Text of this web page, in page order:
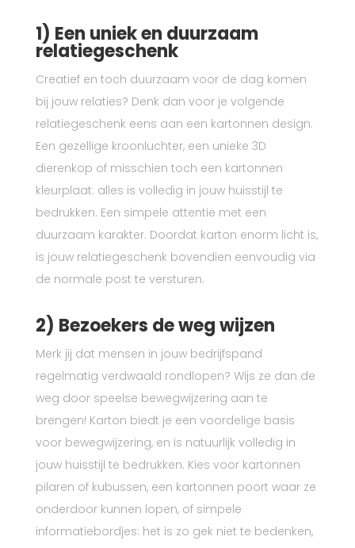
1) Een uniek en duurzaam
relatiegeschenk
Creatief en toch duurzaam voor de dag komen
bij jouw relaties? Denk dan voor je volgende
relatiegeschenk eens aan een kartonnen design.
Een gezellige kroonluchter, een unieke 3D
dierenkop of misschien toch een kartonnen
kleurplaat: alles is volledig in jouw huisstijl te
bedrukken. Een simpele attentie met een
duurzaam karakter. Doordat karton enorm licht is,
is jouw relatiegeschenk bovendien eenvoudig via
de normale post te versturen.
2) Bezoekers de weg wijzen
Merk jij dat mensen in jouw bedrijfspand
regelmatig verdwaald rondlopen? Wijs ze dan de
weg door speelse bewegwijzering aan te
brengen! Karton biedt je een voordelige basis
voor bewegwijzering, en is natuurlijk volledig in
jouw huisstijl te bedrukken. Kies voor kartonnen
pilaren of kubussen, een kartonnen poort waar ze
onderdoor kunnen lopen, of simpele
informatiebordjes: het is zo gek niet te bedenken,